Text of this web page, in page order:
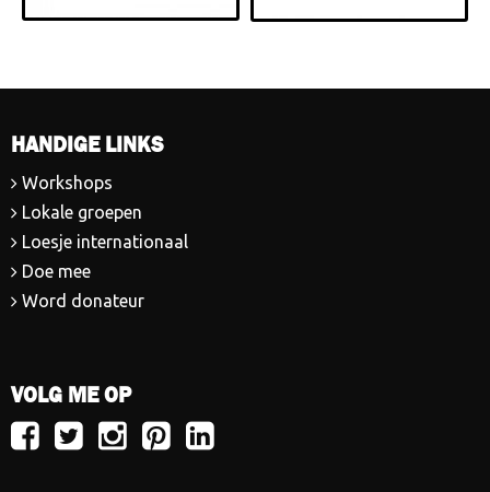
HANDIGE LINKS
Workshops
Lokale groepen
Loesje internationaal
Doe mee
Word donateur
VOLG ME OP
VolgVolgVolgVolgVolg